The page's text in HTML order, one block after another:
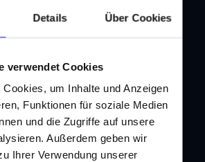
Details Über Cookies
verwendet Cookies
um Inhalte und Anzeigen
Funktionen für soziale Medien
und die Zugriffe auf unsere
Außerdem geben wir
Ihrer Verwendung unserer